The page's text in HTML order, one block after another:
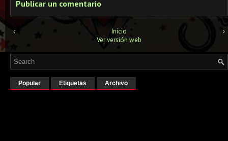
Publicar un comentario
‹ ›
Inicio
Ver versión web
Popular Etiquetas Archivo